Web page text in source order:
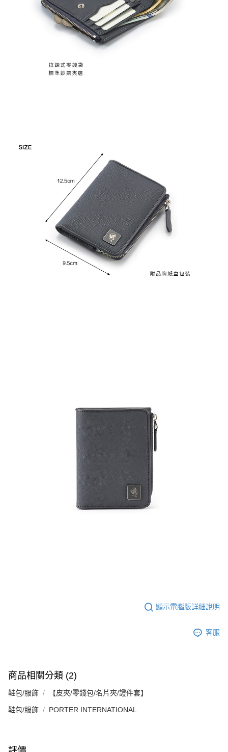
顯示電腦版詳細說明
客服
商品相關分類 (2)
鞋包/服飾 【皮夾/零錢包/名片夾/證件套】
鞋包/服飾 PORTER INTERNATIONAL